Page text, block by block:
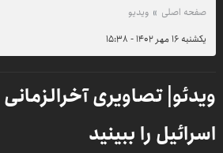
صفحه اصلی ویدیو
یکشنبه ۱۶ مهر ۱۴۰۲ - ۱۵:۳۸
ویدئو| تصاویری
اسرائیل را ببینید